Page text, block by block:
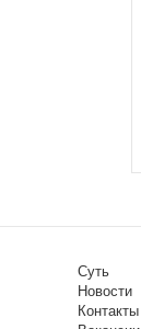
Суть
Новости
Контакты